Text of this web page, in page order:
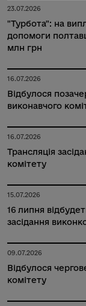
23.07.2026
"Турбота": на
допомоги
млн грн
16.07.2026
Відбулося
виконавчого
16.07.2026
Трансляція
комітету
15.07.2026
16 липня
засідання
09.07.2026
Відбулося
комітету